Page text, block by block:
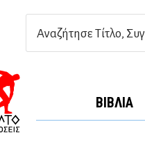
ΒΙΒΛΊΑ